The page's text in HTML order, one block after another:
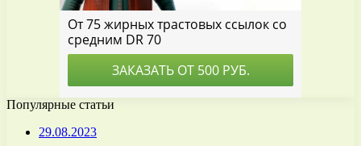
Популярные статьи
29.08.2023